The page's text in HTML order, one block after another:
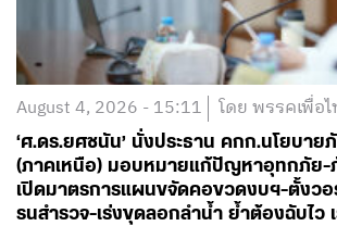
August 4, 2026 - 15:11 โดย พรรคเพื่อ
‘ศ.ดร.ยศชนัน’ นั่งประธาน คกก.นโยบา
(ภาคเหนือ) มอบหมายแก้ปัญหาอุทกภัย-
เปิดมาตรการแผนขจัดคอขวดงบฯ-ตั้งวอ
รนสำรวจ-เร่งขุดลอกลำน้ำ ย้ำต้องฉับไว